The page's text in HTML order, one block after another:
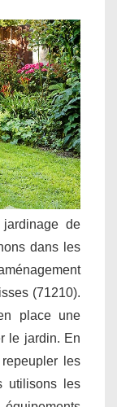
de
dans les
(71210).
place une
le jardin. En
les
utilisons les